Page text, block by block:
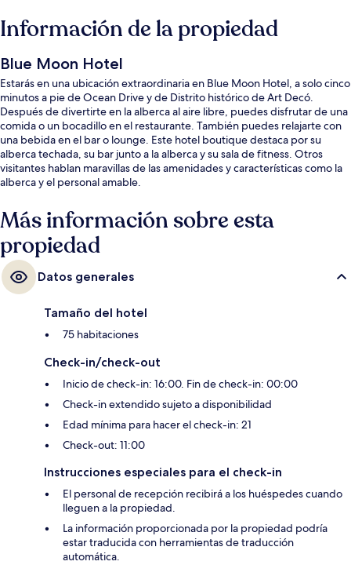
Información de la propiedad
Blue Moon Hotel
Estarás en una ubicación extraordinaria en Blue Moon Hotel, a solo cinco
minutos a pie de Ocean Drive y de Distrito histórico de Art Decó.
Después de divertirte en la alberca al aire libre, puedes disfrutar de una
comida o un bocadillo en el restaurante. También puedes relajarte con
una bebida en el bar o lounge. Este hotel boutique destaca por su
alberca techada, su bar junto a la alberca y su sala de fitness. Otros
visitantes hablan maravillas de las amenidades y características como la
alberca y el personal amable.
Más información sobre esta
propiedad
Datos generales
Tamaño del hotel
75 habitaciones
Check-in/check-out
Inicio de check-in: 16:00. Fin de check-in: 00:00
Check-in extendido sujeto a disponibilidad
Edad mínima para hacer el check-in: 21
Check-out: 11:00
Instrucciones especiales para el check-in
El personal de recepción recibirá a los huéspedes cuando
lleguen a la propiedad.
La información proporcionada por la propiedad podría
estar traducida con herramientas de traducción
automática.